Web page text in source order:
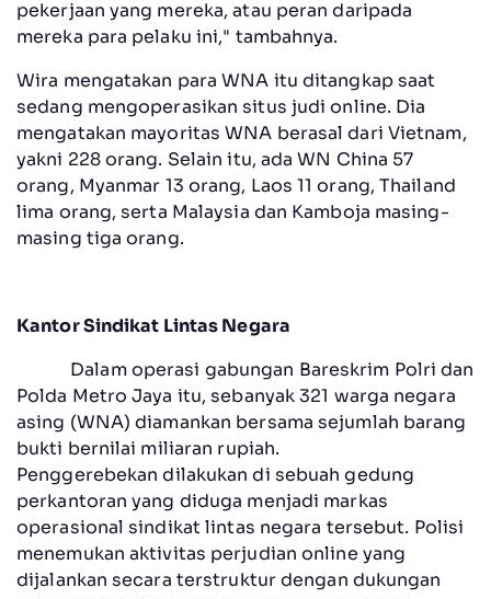
pekerjaan yang mereka, atau peran daripada
mereka para pelaku ini," tambahnya.
Wira mengatakan para WNA itu ditangkap saat
sedang mengoperasikan situs judi online. Dia
mengatakan mayoritas WNA berasal dari Vietnam,
yakni 228 orang. Selain itu, ada WN China 57
orang, Myanmar 13 orang, Laos 11 orang, Thailand
lima orang, serta Malaysia dan Kamboja masing-
masing tiga orang.
Kantor Sindikat Lintas Negara
Dalam operasi gabungan Bareskrim Polri dan
Polda Metro Jaya itu, sebanyak 321 warga negara
asing (WNA) diamankan bersama sejumlah barang
bukti bernilai miliaran rupiah.
Penggerebekan dilakukan di sebuah gedung
perkantoran yang diduga menjadi markas
operasional sindikat lintas negara tersebut. Polisi
menemukan aktivitas perjudian online yang
dijalankan secara terstruktur dengan dukungan